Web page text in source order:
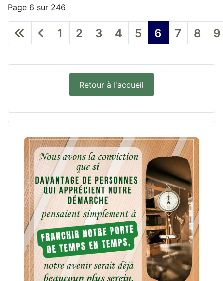
Page 6 sur 246
1 2 3 4 5 6 7 8 9
Retour à l'accueil